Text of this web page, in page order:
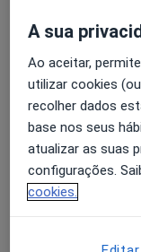
é ainda formado
experiência na
Estimulação
Elétrica
Faz uso de uma
foco na pessoa e
abordagens que
de vida.
Profundo
Sobre mim
Principais doenças
Transtornos
A sua
Ao aceitar,
utilizar cookies
recolher dados
base nos seus
atualizar as suas
configurações.
cookies.